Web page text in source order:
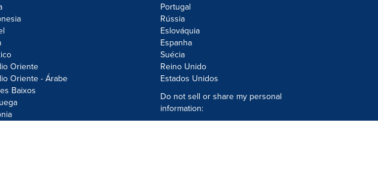
Oriente
Oriente - Árabe
Baixos
Portugal
Rússia
Eslováquia
Espanha
Suécia
Reino Unido
Estados Unidos
Do not sell or share my personal
information: